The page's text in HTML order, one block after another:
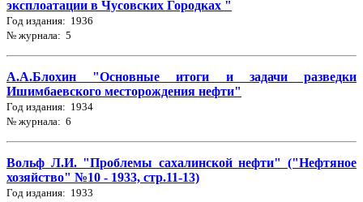
эксплоатации в Чусовских Городках "
Год издания: 1936
№ журнала: 5
А.А.Блохин "Основные итоги и задачи разведки
Ишимбаевского месторождения нефти"
Год издания: 1934
№ журнала: 6
Вольф Л.И. "Проблемы сахалинской нефти" ("Нефтяное
хозяйство" №10 - 1933, стр.11-13)
Год издания: 1933